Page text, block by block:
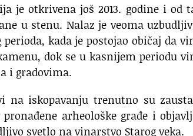
je otkrivena još 2013. godine i od
u stenu. Nalaz je veoma
perioda, kada je postojao običaj da
dok se u kasnijem periodu
i gradovima.
na iskopavanju trenutno su
arheološke građe i
svetlo na vinarstvo Starog veka.